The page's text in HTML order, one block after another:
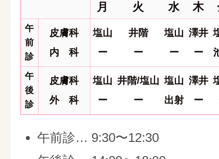
月 火 水 木
午
前
診
皮膚科
内 科
塩山
ー
井階
ー
塩山
ー
澤井
ー
午
後
診
皮膚科
外 科
塩山
ー
井階/塩山
ー
塩山
出射
澤井
ー
午前診… 9:30〜12:30